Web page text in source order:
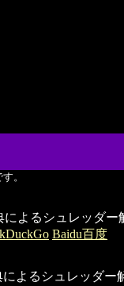
。
によるシュレッダー
Baidu百度
によるシュレッダー